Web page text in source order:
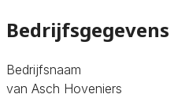
Bedrijfsgegevens
Bedrijfsnaam
van Asch Hoveniers